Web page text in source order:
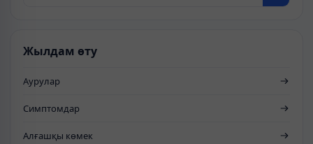
Жылдам өту
Аурулар
Симптомдар
Алғашқы көмек